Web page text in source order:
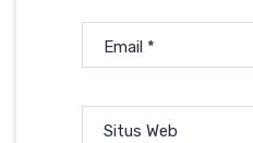
Email *
Situs Web